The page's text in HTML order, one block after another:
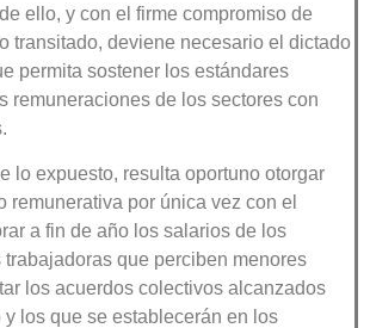
ello, y con el firme compromiso de
transitado, deviene necesario el dictado
permita sostener los estándares
remuneraciones de los sectores con
lo expuesto, resulta oportuno otorgar
remunerativa por única vez con el
a fin de año los salarios de los
que perciben menores
los acuerdos colectivos alcanzados
y los que se establecerán en los